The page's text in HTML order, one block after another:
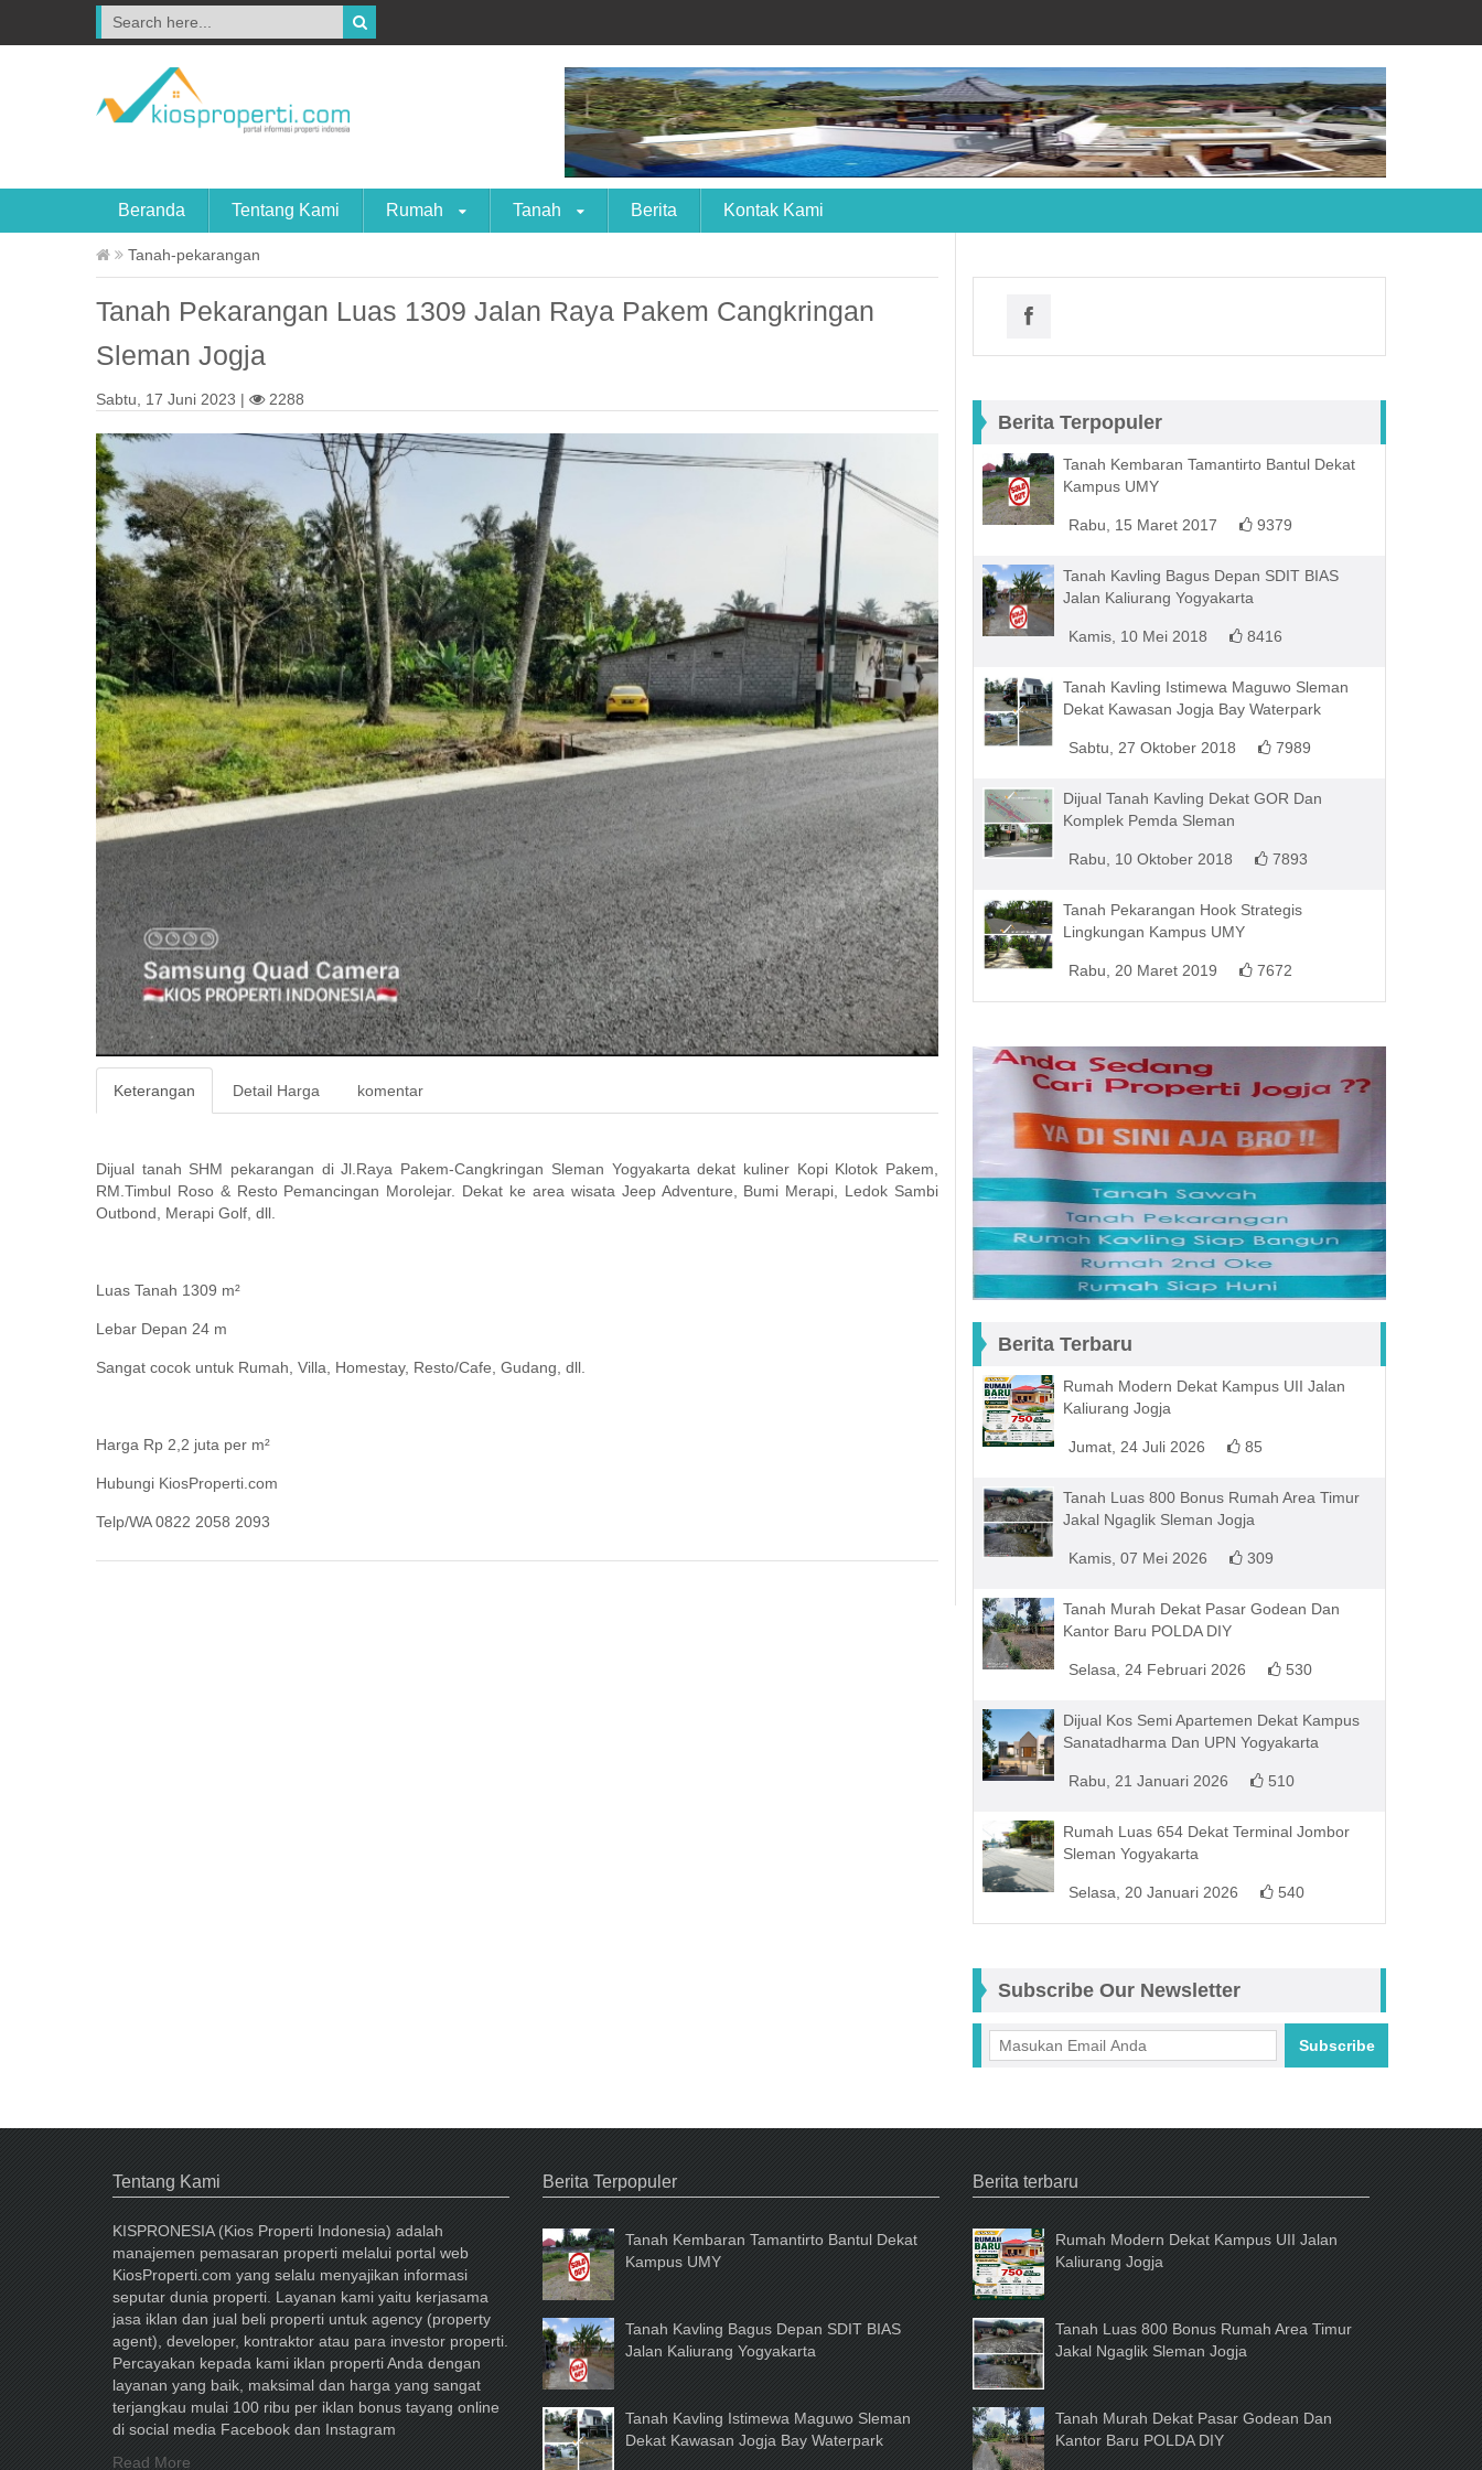
Beranda Tentang Kami Rumah Tanah Berita Kontak Kami
Tanah-pekarangan
Tanah Pekarangan Luas 1309 Jalan Raya Pakem Cangkringan
Sleman Jogja
Sabtu, 17 Juni 2023 | 2288
Keterangan Detail Harga komentar
Dijual tanah SHM pekarangan di Jl.Raya Pakem-Cangkringan Sleman Yogyakarta dekat kuliner Kopi Klotok Pakem,
RM.Timbul Roso & Resto Pemancingan Morolejar. Dekat ke area wisata Jeep Adventure, Bumi Merapi, Ledok Sambi
Outbond, Merapi Golf, dll.
Luas Tanah 1309 m²
Lebar Depan 24 m
Sangat cocok untuk Rumah, Villa, Homestay, Resto/Cafe, Gudang, dll.
Harga Rp 2,2 juta per m²
Hubungi KiosProperti.com
Telp/WA 0822 2058 2093
Berita Terpopuler
Tanah Kembaran Tamantirto Bantul Dekat
Kampus UMY
Rabu, 15 Maret 2017 9379
Tanah Kavling Bagus Depan SDIT BIAS
Jalan Kaliurang Yogyakarta
Kamis, 10 Mei 2018 8416
Tanah Kavling Istimewa Maguwo Sleman
Dekat Kawasan Jogja Bay Waterpark
Sabtu, 27 Oktober 2018 7989
Dijual Tanah Kavling Dekat GOR Dan
Komplek Pemda Sleman
Rabu, 10 Oktober 2018 7893
Tanah Pekarangan Hook Strategis
Lingkungan Kampus UMY
Rabu, 20 Maret 2019 7672
Berita Terbaru
Rumah Modern Dekat Kampus UII Jalan
Kaliurang Jogja
Jumat, 24 Juli 2026 85
Tanah Luas 800 Bonus Rumah Area Timur
Jakal Ngaglik Sleman Jogja
Kamis, 07 Mei 2026 309
Tanah Murah Dekat Pasar Godean Dan
Kantor Baru POLDA DIY
Selasa, 24 Februari 2026 530
Dijual Kos Semi Apartemen Dekat Kampus
Sanatadharma Dan UPN Yogyakarta
Rabu, 21 Januari 2026 510
Rumah Luas 654 Dekat Terminal Jombor
Sleman Yogyakarta
Selasa, 20 Januari 2026 540
Subscribe Our Newsletter
Subscribe
Tentang Kami
KISPRONESIA (Kios Properti Indonesia) adalah
manajemen pemasaran properti melalui portal web
KiosProperti.com yang selalu menyajikan informasi
seputar dunia properti. Layanan kami yaitu kerjasama
jasa iklan dan jual beli properti untuk agency (property
agent), developer, kontraktor atau para investor properti.
Percayakan kepada kami iklan properti Anda dengan
layanan yang baik, maksimal dan harga yang sangat
terjangkau mulai 100 ribu per iklan bonus tayang online
di social media Facebook dan Instagram
Read More
Berita Terpopuler
Tanah Kembaran Tamantirto Bantul Dekat
Kampus UMY
Tanah Kavling Bagus Depan SDIT BIAS
Jalan Kaliurang Yogyakarta
Tanah Kavling Istimewa Maguwo Sleman
Dekat Kawasan Jogja Bay Waterpark
Berita terbaru
Rumah Modern Dekat Kampus UII Jalan
Kaliurang Jogja
Tanah Luas 800 Bonus Rumah Area Timur
Jakal Ngaglik Sleman Jogja
Tanah Murah Dekat Pasar Godean Dan
Kantor Baru POLDA DIY